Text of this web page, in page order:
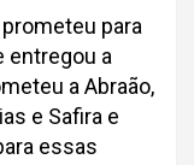
para
entregou a
a Abraão,
e Safira e
essas